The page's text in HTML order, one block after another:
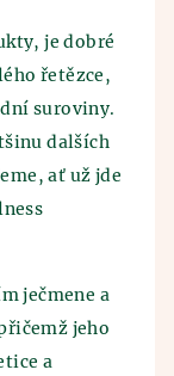
je dobré
řetězce,
suroviny.
dalších
ať už jde
ječmene a
jeho
a